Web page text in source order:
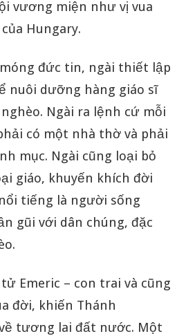
vương miện như vị vua
Hungary.
đức tin, ngài thiết lập
nuôi dưỡng hàng giáo sĩ
Ngài ra lệnh cứ mỗi
có một nhà thờ và phải
mục. Ngài cũng loại bỏ
giáo, khuyến khích đời
tiếng là người sống
gũi với dân chúng, đặc
Emeric – con trai và cũng
đời, khiến Thánh
tương lai đất nước. Một